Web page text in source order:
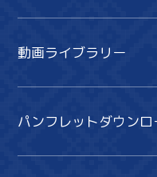
動画ライブラリー
パンフレットダウンロ